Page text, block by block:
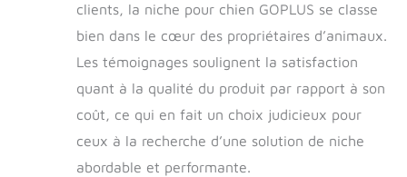
facilement retirer le
toit pour nettoyer
l'intérieur en
desserrant
simplement les vis.
clients, la niche pour chien GOPLUS se classe
bien dans le cœur des propriétaires d’animaux.
Les témoignages soulignent la satisfaction
quant à la qualité du produit par rapport à son
coût, ce qui en fait un choix judicieux pour
ceux à la recherche d’une solution de niche
abordable et performante.